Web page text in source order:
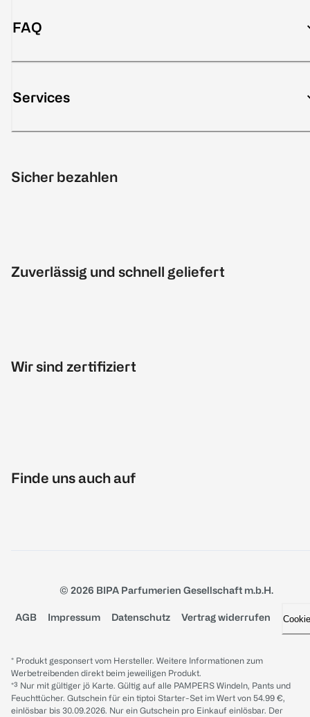
FAQ
Services
Sicher bezahlen
Zuverlässig und schnell geliefert
Wir sind zertifiziert
Finde uns auch auf
© 2026 BIPA Parfumerien Gesellschaft m.b.H.
AGB Impressum Datenschutz Vertrag widerrufen
* Produkt gesponsert vom Hersteller. Weitere Informationen zum
Werbetreibenden direkt beim jeweiligen Produkt.
*³ Nur mit gültiger jö Karte. Gültig auf alle PAMPERS Windeln, Pants und
Feuchttücher. Gutschein für ein tiptoi Starter-Set im Wert von 54.99 €,
einlösbar bis 30.09.2026. Nur ein Gutschein pro Einkauf einlösbar. Der